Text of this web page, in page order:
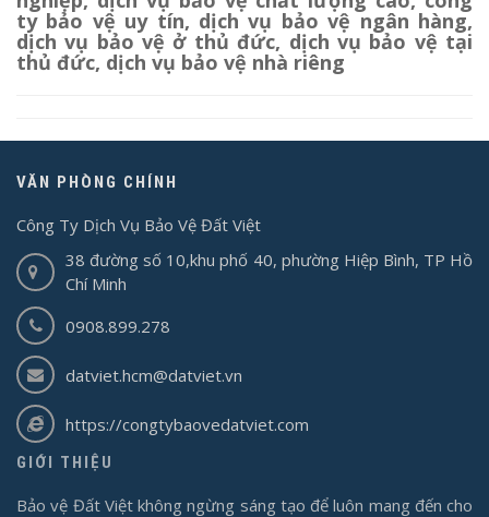
ty bảo vệ uy tín, dịch vụ bảo vệ ngân hàng,
dịch vụ bảo vệ ở thủ đức, dịch vụ bảo vệ tại
thủ đức, dịch vụ bảo vệ nhà riêng
VĂN PHÒNG CHÍNH
Công Ty Dịch Vụ Bảo Vệ Đất Việt
38 đường số 10,khu phố 40, phường Hiệp Bình, TP Hồ
Chí Minh
0908.899.278
datviet.hcm@datviet.vn
https://congtybaovedatviet.com
GIỚI THIỆU
Bảo vệ Đất Việt không ngừng sáng tạo để luôn mang đến cho